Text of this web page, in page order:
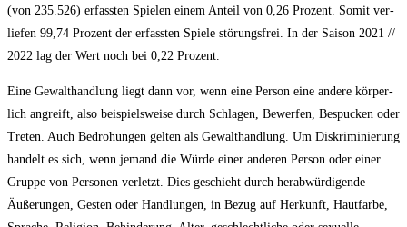
(von 235.526) erfass­ten Spie­len einem Anteil von 0,26 Pro­zent. Somit ver­
lie­fen 99,74 Pro­zent der erfass­ten Spie­le stö­rungs­frei. In der Sai­son 2021 /​/​
2022 lag der Wert noch bei 0,22 Prozent.
Eine Gewalt­hand­lung liegt dann vor, wenn eine Per­son eine ande­re kör­per­
lich angreift, also bei­spiels­wei­se durch Schla­gen, Bewer­fen, Bespu­cken oder
Tre­ten. Auch Bedro­hun­gen gel­ten als Gewalt­hand­lung. Um Dis­kri­mi­nie­rung
han­delt es sich, wenn jemand die Wür­de einer ande­ren Per­son oder einer
Grup­pe von Per­so­nen ver­letzt. Dies geschieht durch her­ab­wür­di­gen­de
Äuße­run­gen, Ges­ten oder Hand­lun­gen, in Bezug auf Her­kunft, Haut­far­be,